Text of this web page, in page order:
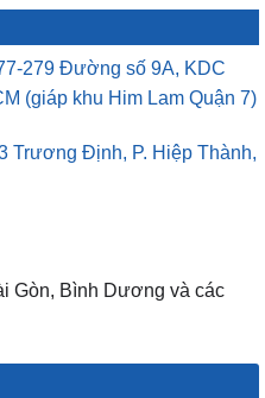
279 Đường số 9A, KDC
(giáp khu Him Lam Quận 7)
Trương Định, P. Hiệp Thành,
Gòn, Bình Dương và các